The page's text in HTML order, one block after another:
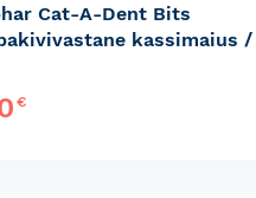
Cat-A-Dent Bits
kassimaius /
€